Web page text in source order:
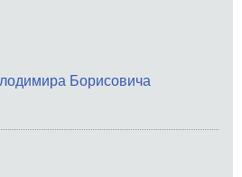
Борисовича